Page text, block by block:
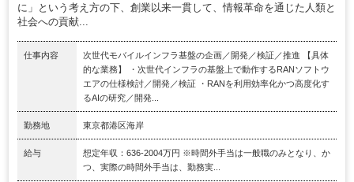
に」という考え方の下、創業以来一貫して、情報革命を通じた人類と
社会への貢献...
仕事内容
次世代モバイルインフラ基盤の企画／開発／検証／推進 【具体
的な業務】 ・次世代インフラの基盤上で動作するRANソフトウ
エアの仕様検討／開発／検証 ・RANを利用効率化かつ高度化す
るAIの研究／開発...
勤務地 東京都港区海岸
給与
想定年収：636-2004万円 ※時間外手当は一般職のみとなり、か
つ、実際の時間外手当は、勤務実...